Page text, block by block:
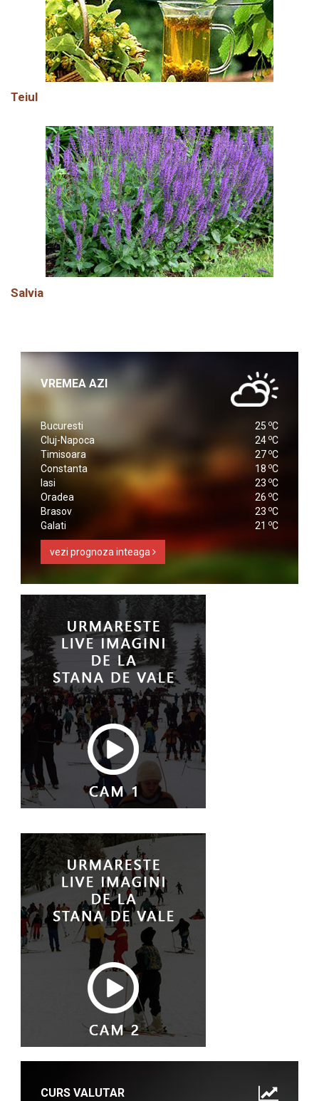
Teiul
Salvia
VREMEA AZI
Bucuresti 25 oC
Cluj-Napoca
24 oC
Timisoara
27 oC
Constanta
18 oC
Iasi
23 oC
Oradea
26 oC
Brasov
23 oC
Galati
21 oC
vezi prognoza inteaga
CURS VALUTAR